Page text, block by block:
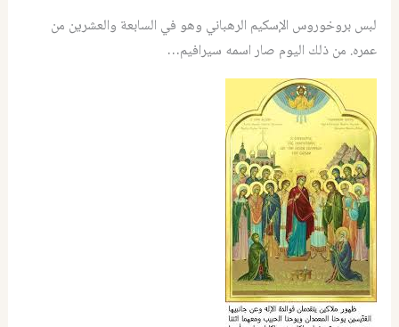
لبس بروخوروس الإسكيم الرهباني وهو في السابعة والعشرين من
عمره. من ذلك اليوم صار اسمه سيرافيم…